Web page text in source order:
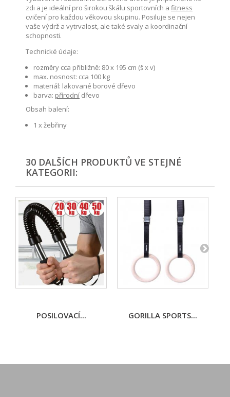
zdi a je ideální pro širokou škálu sportovních a fitness
cvičení pro každou věkovou skupinu. Posiluje se nejen
vaše výdrž a vytrvalost, ale také svaly a koordinační
schopnosti.
Technické údaje:
rozměry cca přibližně: 80 x 195 cm (š x v)
max. nosnost: cca 100 kg
materiál: lakované borové dřevo
barva: přírodní dřevo
Obsah balení:
1 x žebřiny
30 DALŠÍCH PRODUKTŮ VE STEJNÉ
KATEGORII:
POSILOVACÍ... GORILLA SPORTS...